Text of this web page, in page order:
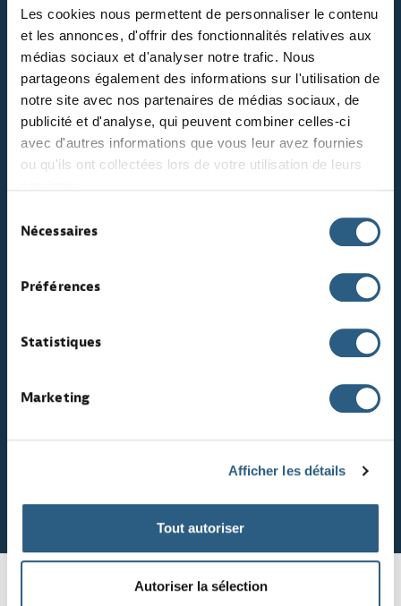
Les cookies nous permettent de personnaliser le contenu
et les annonces, d'offrir des fonctionnalités relatives aux
médias sociaux et d'analyser notre trafic. Nous
partageons également des informations sur l'utilisation de
notre site avec nos partenaires de médias sociaux, de
publicité et d'analyse, qui peuvent combiner celles-ci
avec d'autres informations que vous leur avez fournies
ou qu'ils ont collectées lors de votre utilisation de leurs
Nécessaires
Préférences
Statistiques
Marketing
Afficher les détails
Tout autoriser
Autoriser la sélection
Office